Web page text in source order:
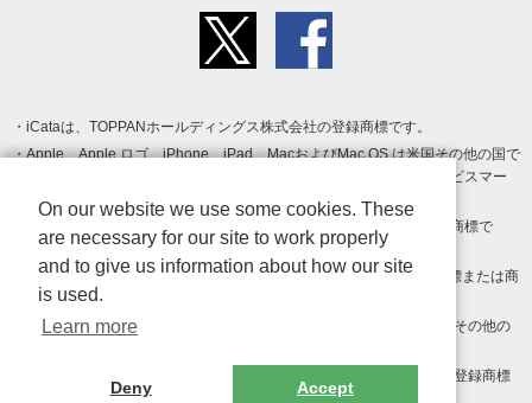
iCataは、TOPPANホールディングス株式会社の登録商標です。
Apple、Apple ロゴ、iPhone、iPad、MacおよびMac OS は米国その他の国で
登録された Apple Inc. の商標です。App Store は Apple Inc. のサービスマー
クです。
Android、Google Play および Google Play ロゴ は Google LLC の商標で
す。
Windows は Microsoft Inc.の米国およびその他の国における登録商標または商
標です。
Adobe、Adobe Reader、Adobe PDF は、Adobe Inc.の米国およびその他の
その他、記載されている会社名、商品名、ロゴは各社の商標または登録商標
On our website we use some cookies. These
are necessary for our site to work properly
and to give us information about how our site
is used.
Learn more
Deny Accept